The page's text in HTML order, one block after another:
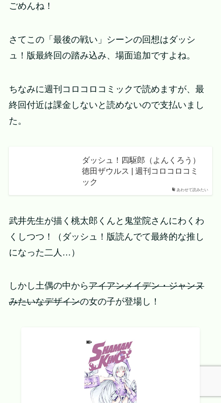
ごめんね！
さてこの「最後の戦い」シーンの回想はダッシ
ュ！版最終回の踏み込み、場面追加ですよね。
ちなみに週刊コロコロコミックで読めますが、最
終回付近は課金しないと読めないので支払いまし
た。
あわせて読みたい
ダッシュ！四駆郎（よんくろう）
徳田ザウルス | 週刊コロコロコミ
ック
武井先生が描く桃太郎くんと鬼堂院さんにわくわ
くしつつ！（ダッシュ！版読んでて最終的な推し
になった二人…）
しかし土偶の中からアイアンメイデン・ジャンヌ
みたいなデザインの女の子が登場し！